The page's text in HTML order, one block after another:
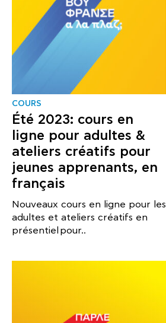
COURS
Été 2023: cours en
ligne pour adultes &
ateliers créatifs pour
jeunes apprenants, en
français
Nouveaux cours en ligne pour les
adultes et ateliers créatifs en
présentiel pour..